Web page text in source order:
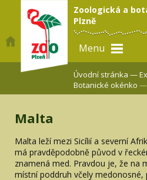
Zoologická a
Plzně
Menu
Úvodní stránka —
Botanické okénko —
Malta
Malta leží mezi Sicílií a severní
má pravděpodobně původ v
znamená med. Pravdou je, že na
místní poddruh včely medonosné,